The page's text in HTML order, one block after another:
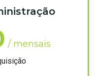
/ mensais